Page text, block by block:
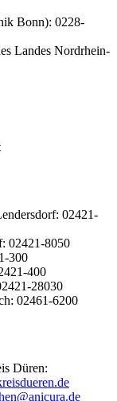
Bonn): 0228-
Landes Nordrhein-
02421-
02421-8050
300
400
28030
02461-6200
Düren: